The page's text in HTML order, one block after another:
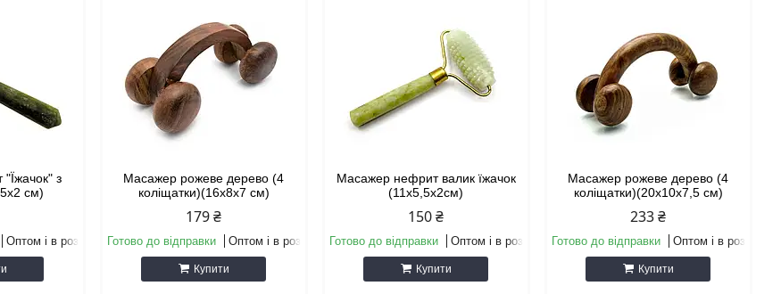
з
см)
Оптом і в роздріб
Масажер рожеве дерево (4
коліщатки)(16х8х7 см)
179 ₴
Готово до відправки Оптом і в роздріб
Купити
Масажер нефрит валик їжачок
(11х5,5х2см)
150 ₴
Готово до відправки Оптом і в роздріб
Купити
Масажер рожеве дерево (4
коліщатки)(20х10х7,5 см)
233 ₴
Готово до відправки Оптом і в роздріб
Купити